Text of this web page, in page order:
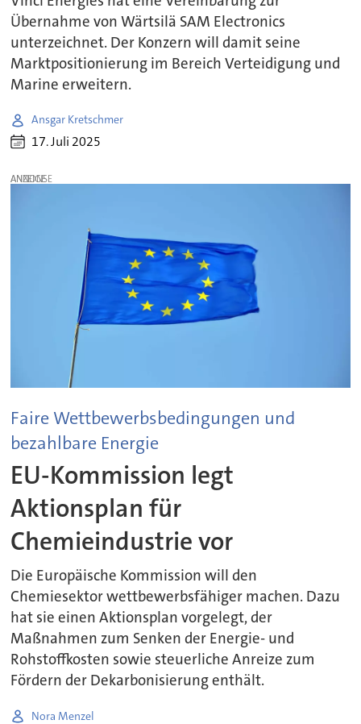
Übernahme von Wärtsilä SAM Electronics
unterzeichnet. Der Konzern will damit seine
Marktpositionierung im Bereich Verteidigung und
Marine erweitern.
Ansgar Kretschmer
17. Juli 2025
ANZEIGE
Faire Wettbewerbsbedingungen und
bezahlbare Energie
EU-Kommission legt
Aktionsplan für
Chemieindustrie vor
Die Europäische Kommission will den
Chemiesektor wettbewerbsfähiger machen. Dazu
hat sie einen Aktionsplan vorgelegt, der
Maßnahmen zum Senken der Energie- und
Rohstoffkosten sowie steuerliche Anreize zum
Fördern der Dekarbonisierung enthält.
Nora Menzel